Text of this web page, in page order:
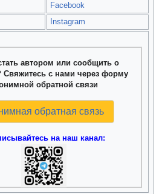
Facebook
Instagram
автором или сообщить о
Свяжитесь с нами через форму
обратной связи
обратная связь
на наш канал: